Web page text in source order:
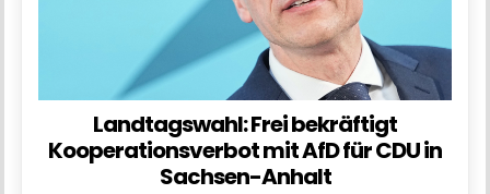
Landtagswahl: Frei bekräftigt
Kooperationsverbot mit AfD für CDU in
Sachsen-Anhalt